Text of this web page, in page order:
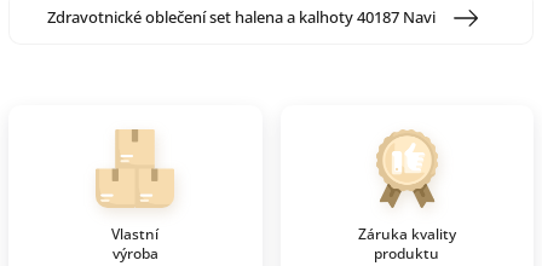
Zdravotnické oblečení set halena a kalhoty 40187 Navi
Vlastní
výroba
Záruka kvality
produktu